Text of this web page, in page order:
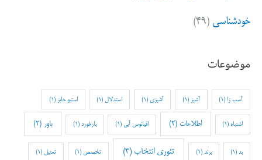
خودشناسی (۴۹)
موضوعات
آسب زا (1) آشپز (1) آشپزی (1) استدلال (1) استیو جابز (1)
اشتباه (1) اطلاعات (2) اقیانوس آبی (1) بازخورد (1) باور (2)
بد(1) برند (1) تئوری انتخاب (3) تخصص (1) تمثیل (1)